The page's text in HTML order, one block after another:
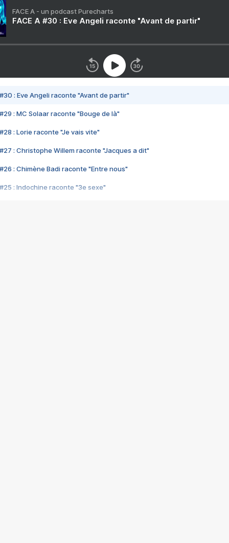
FACE A - un podcast Purecharts
FACE A #30 : Eve Angeli raconte "Avant de partir"
#30 : Eve Angeli raconte "Avant de partir"
#29 : MC Solaar raconte "Bouge de là"
#28 : Lorie raconte "Je vais vite"
#27 : Christophe Willem raconte "Jacques a dit"
#26 : Chimène Badi raconte "Entre nous"
#25 : Indochine raconte "3e sexe"